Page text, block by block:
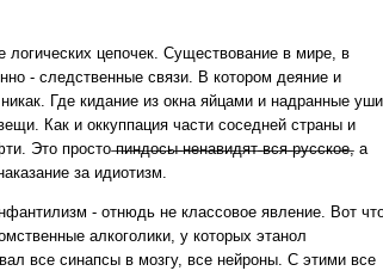
логических цепочек. Существование в мире, в
- следственные связи. В котором деяние и
Где кидание из окна яйцами и надранные
Как и оккуппация части соседней страны и
Это просто ̶п̶и̶н̶д̶о̶с̶ы̶ ̶н̶е̶н̶а̶в̶и̶д̶я̶т̶ ̶в̶с̶я̶ ̶р̶у̶с̶с̶к̶о̶е̶, а
за идиотизм.
- отнюдь не классовое явление. Вот
алкоголики, у которых этанол
все синапсы в мозгу, все нейроны. С этими все